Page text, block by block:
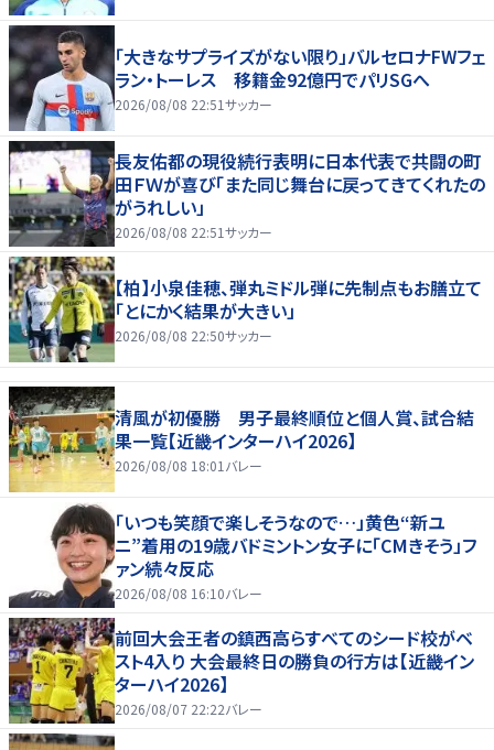
「大きなサプライズがない限り」バルセロナFWフェ
ラン・トーレス 移籍金92億円でパリSGへ
2026/08/08 22:51サッカー
長友佑都の現役続行表明に日本代表で共闘の町
田ＦＷが喜び「また同じ舞台に戻ってきてくれたの
がうれしい」
2026/08/08 22:51サッカー
【柏】小泉佳穂、弾丸ミドル弾に先制点もお膳立て
「とにかく結果が大きい」
2026/08/08 22:50サッカー
清風が初優勝 男子最終順位と個人賞、試合結
果一覧【近畿インターハイ2026】
2026/08/08 18:01 バレー
「いつも笑顔で楽しそうなので…」黄色“新ユ
ニ”着用の19歳バドミントン女子に「CMきそう」フ
ァン続々反応
2026/08/08 16:10バレー
前回大会王者の鎮西高らすべてのシード校がベ
スト4入り 大会最終日の勝負の行方は【近畿イン
ターハイ2026】
2026/08/07 22:22バレー